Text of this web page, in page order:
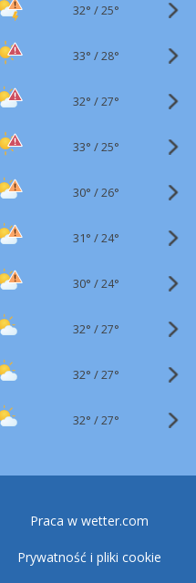
32° /25°
33° /28°
32° /27°
33° /25°
30° /26°
31° /24°
30° /24°
32° /27°
32° /27°
32° /27°
Praca w wetter.com
Prywatność i pliki cookie